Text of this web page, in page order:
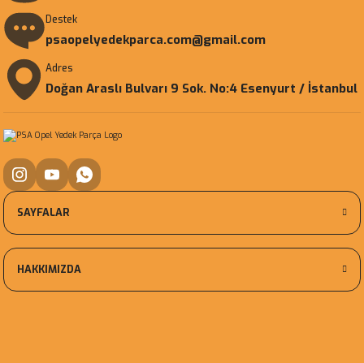
Destek
psaopelyedekparca.com@gmail.com
Adres
Doğan Araslı Bulvarı 9 Sok. No:4 Esenyurt / İstanbul
SAYFALAR
HAKKIMIZDA